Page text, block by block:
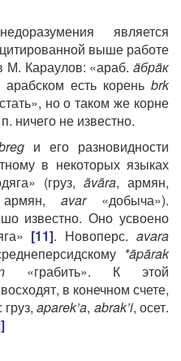
является
выше работе
М. Караулов: «араб. äбрäк
есть кореньbrk
но о таком же корне
ничего не известно.
и его разновидности
в некоторых языках
(груз, āvāra, армян,
avar«добыча»).
известно. Оно усвоено
[11]. Новоперс.avara
*āpārak
«грабить». К этой
в конечном счете,
груз,aparek’a, abrak’i, осет.